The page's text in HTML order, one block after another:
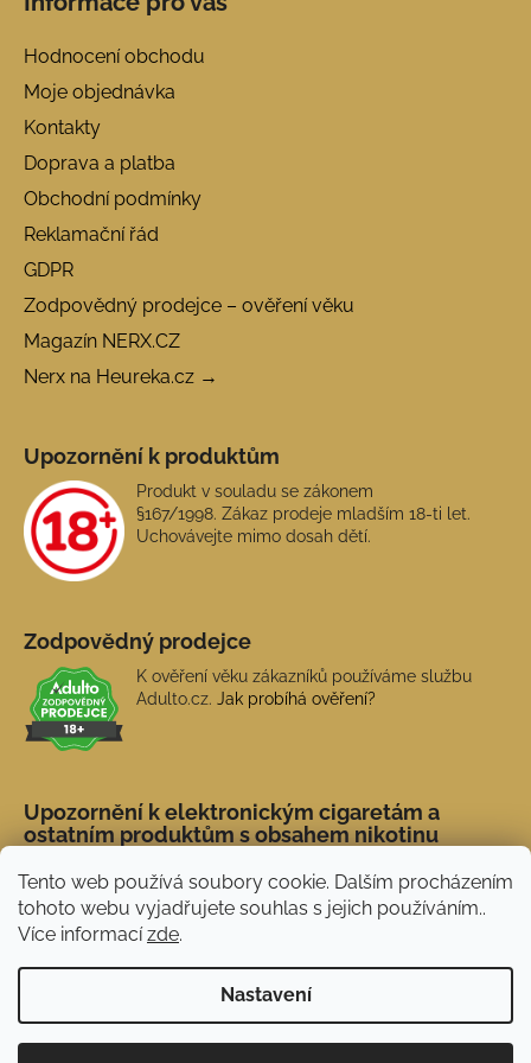
Tento web používá soubory cookie. Dalším procházením
tohoto webu vyjadřujete souhlas s jejich používáním..
Více informacízde.
Nastavení
Novinka: Akční doprava s PPL od 45 Kč. Při
Hodnocení obchodu
Moje objednávka
Kontakty
Doprava a platba
Obchodní podmínky
Reklamační řád
GDPR
Zodpovědný prodejce – ověření věku
Magazín NERX.CZ
Nerx na Heureka.cz →
Upozornění k produktům
Produkt v souladu se zákonem
§167/1998. Zákaz prodeje mladším 18-ti let.
Uchovávejte mimo dosah dětí.
Zodpovědný prodejce
K ověření věku zákazníků používáme službu
Adulto.cz. Jak probíhá ověření?
Upozornění k elektronickým cigaretám a
ostatním produktům s obsahem nikotinu
Vytvořil Shoptet